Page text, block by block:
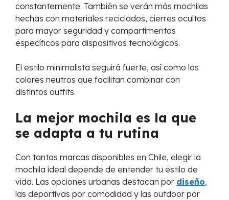
constantemente. También se verán más mochilas
hechas con materiales reciclados, cierres ocultos
para mayor seguridad y compartimentos
específicos para dispositivos tecnológicos.
El estilo minimalista seguirá fuerte, así como los
colores neutros que facilitan combinar con
distintos outfits.
La mejor mochila es la que
se adapta a tu rutina
Con tantas marcas disponibles en Chile, elegir la
mochila ideal depende de entender tu estilo de
vida. Las opciones urbanas destacan por diseño,
las deportivas por comodidad y las outdoor por